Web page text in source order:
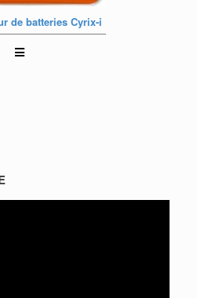
de batteries Cyrix-i